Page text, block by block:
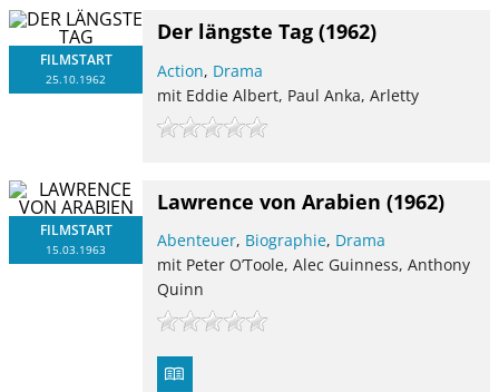
FILMSTART
25.10.1962
Der längste Tag (1962)
Action, Drama
mit Eddie Albert, Paul Anka, Arletty
FILMSTART
15.03.1963
Lawrence von Arabien (1962)
Abenteuer, Biographie, Drama
mit Peter O’Toole, Alec Guinness, Anthony
Quinn